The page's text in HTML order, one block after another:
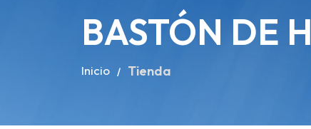
BASTÓN DE
Inicio Tienda